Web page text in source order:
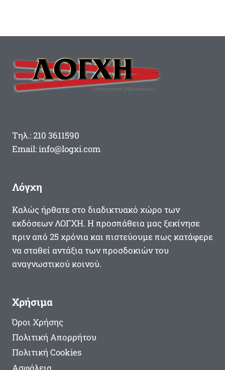
Τηλ.: 210 3611590
Email: info@logxi.com
Λόγχη
Καλώς ήρθατε στο διαδικτυακό χώρο των
εκδόσεων ΛΟΓΧΗ. Η προσπάθεια μας ξεκίνησε
πριν από 25 χρόνια και πιστεύουμε πως κατάφερε
να σταθεί αντάξια των προσδοκιών του
αναγνωστικού κοινού.
Χρήσιμα
Όροι Χρήσης
Πολιτική Απορρήτου
Πολιτική Cookies